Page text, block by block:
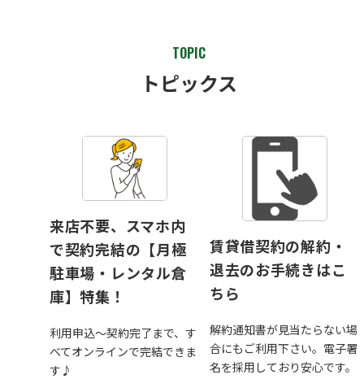
TOPIC
トピックス
来店不要、スマホ内
で契約完結の【月極
駐車場・レンタル倉
庫】特集！
利用申込～契約完了まで、す
べてオンラインで完結できま
す♪
賃貸借契約の解約・
退去のお手続きはこ
ちら
解約通知書が見当たらない場
合にもご利用下さい。電子署
名を採用しており安心です。